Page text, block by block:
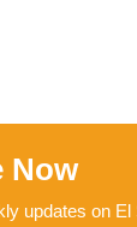
Now
updates on El